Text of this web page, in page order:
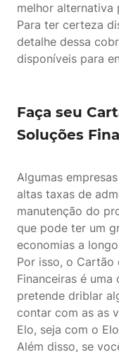
melhor alternativa
Para ter certeza
detalhe dessa
disponíveis para
Faça seu
Soluções
Algumas
altas taxas de
manutenção do
que pode ter um
economias a
Por isso, o Cartão
Financeiras é
pretende driblar
contar com as as
Elo, seja com o
Além disso, se